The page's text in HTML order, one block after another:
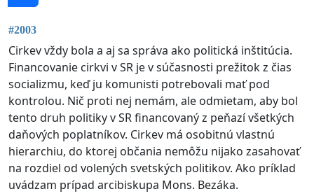
#2003
Cirkev vždy bola a aj sa správa ako politická inštitúcia.
Financovanie cirkvi v SR je v súčasnosti prežitok z čias
socializmu, keď ju komunisti potrebovali mať pod
kontrolou. Nič proti nej nemám, ale odmietam, aby bol
tento druh politiky v SR financovaný z peňazí všetkých
daňových poplatníkov. Cirkev má osobitnú vlastnú
hierarchiu, do ktorej občania nemôžu nijako zasahovať
na rozdiel od volených svetských politikov. Ako príklad
uvádzam prípad arcibiskupa Mons. Bezáka.